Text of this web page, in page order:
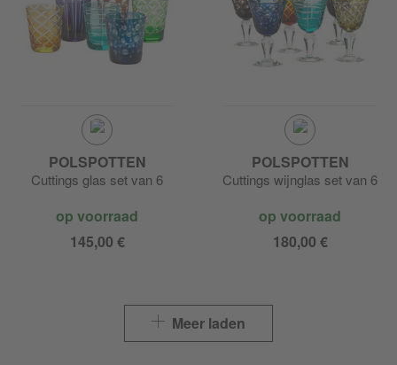
POLSPOTTEN
Cuttings glas set van 6
op voorraad
145,00 €
POLSPOTTEN
Cuttings wijnglas set van 6
op voorraad
180,00 €
Meer laden